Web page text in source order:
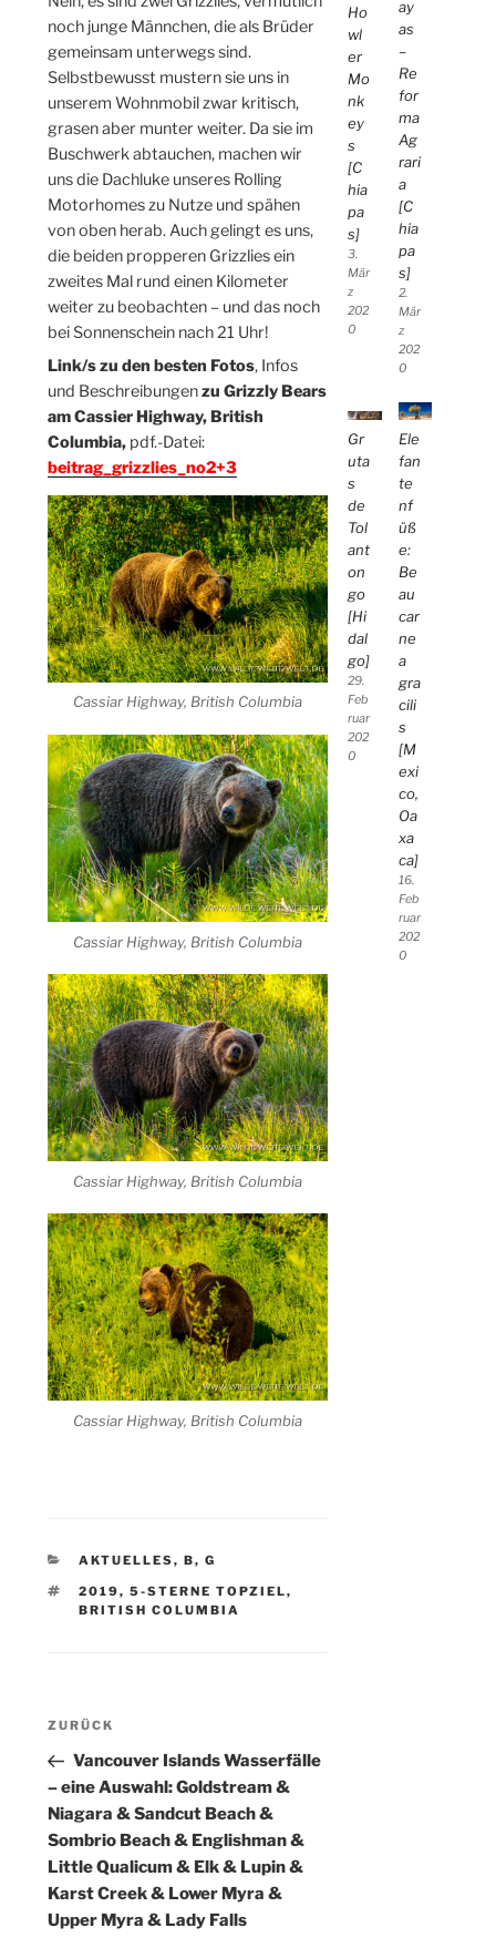
noch junge Männchen, die als Brüder
gemeinsam unterwegs sind.
Selbstbewusst mustern sie uns in
unserem Wohnmobil zwar kritisch,
grasen aber munter weiter. Da sie im
Buschwerk abtauchen, machen wir
uns die Dachluke unseres Rolling
Motorhomes zu Nutze und spähen
von oben herab. Auch gelingt es uns,
die beiden propperen Grizzlies ein
zweites Mal rund einen Kilometer
weiter zu beobachten – und das noch
bei Sonnenschein nach 21 Uhr!
Link/s zu den besten Fotos, Infos
und Beschreibungenzu Grizzly Bears
am Cassier Highway, British
Columbia, pdf.-Datei:
beitrag_grizzlies_no2+3
Cassiar Highway, British Columbia
Cassiar Highway, British Columbia
Cassiar Highway, British Columbia
Cassiar Highway, British Columbia
KATEGORIEN
AKTUELLES, B, G
SCHLAGWÖRTER
2019, 5-STERNE TOPZIEL,
BRITISH COLUMBIA
Beitragsnavigation
Vorheriger
Beitrag
ZURÜCK
Vancouver Islands Wasserfälle
– eine Auswahl: Goldstream &
Niagara & Sandcut Beach &
Sombrio Beach & Englishman &
Little Qualicum & Elk & Lupin &
Karst Creek & Lower Myra &
Upper Myra & Lady Falls
Ho
wl
er
Mo
nk
ey
s
[C
hia
pa
s]
3.
Mär
z
202
0
ay
as
–
Re
for
ma
Ag
rari
a
[C
hia
pa
s]
2.
Mär
z
202
0
Gr
uta
s
de
Tol
ant
on
go
[Hi
dal
go]
29.
Feb
ruar
202
0
Ele
fan
te
nf
üß
e:
Be
au
car
ne
a
gra
cili
s
[M
exi
co,
Oa
xa
ca]
16.
Feb
ruar
202
0